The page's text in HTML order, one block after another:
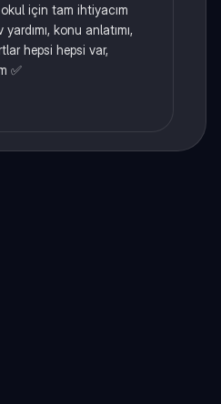
için tam ihtiyacım
konu anlatımı,
hepsi hepsi var,
✅